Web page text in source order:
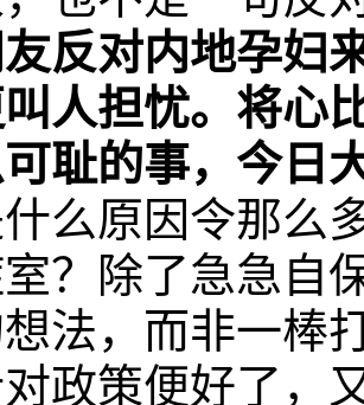
反对内地孕妇
人担忧。将心
耻的事，今日
么原因令那么
？除了急急自
法，而非一棒
政策便好了，